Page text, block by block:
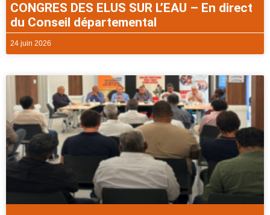
CONGRES DES ELUS SUR L’EAU – En direct
du Conseil départemental
24 juin 2026